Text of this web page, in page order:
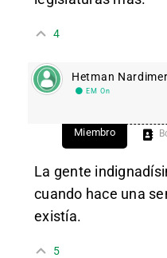
4
Hetman Nardimer
EM On
Miembro
La gente
cuando hace una
existía.
5